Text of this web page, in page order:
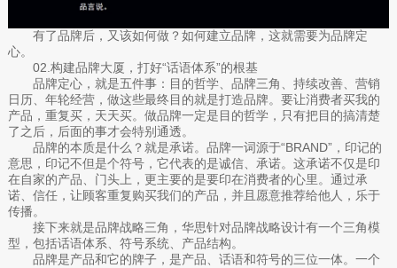
有了品牌后，又该如何做？如何建立品牌，这就需要为品牌定
心。
02.构建品牌大厦，打好“话语体系”的根基
品牌定心，就是五件事：目的哲学、品牌三角、持续改善、营销
日历、年轮经营，做这些最终目的就是打造品牌。要让消费者买我的
产品，重复买，天天买。做品牌一定是目的哲学，只有把目的搞清楚
了之后，后面的事才会特别通透。
品牌的本质是什么？就是承诺。品牌一词源于“BRAND”，印记的
意思，印记不但是个符号，它代表的是诚信、承诺。这承诺不仅是印
在自家的产品、门头上，更主要的是要印在消费者的心里。通过承
诺、信任，让顾客重复购买我们的产品，并且愿意推荐给他人，乐于
传播。
接下来就是品牌战略三角，华思针对品牌战略设计有一个三角模
型，包括话语体系、符号系统、产品结构。
品牌是产品和它的牌子，是产品、话语和符号的三位一体。一个